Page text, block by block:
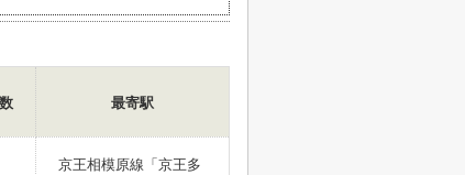
最寄駅
京王相模原線「京王多